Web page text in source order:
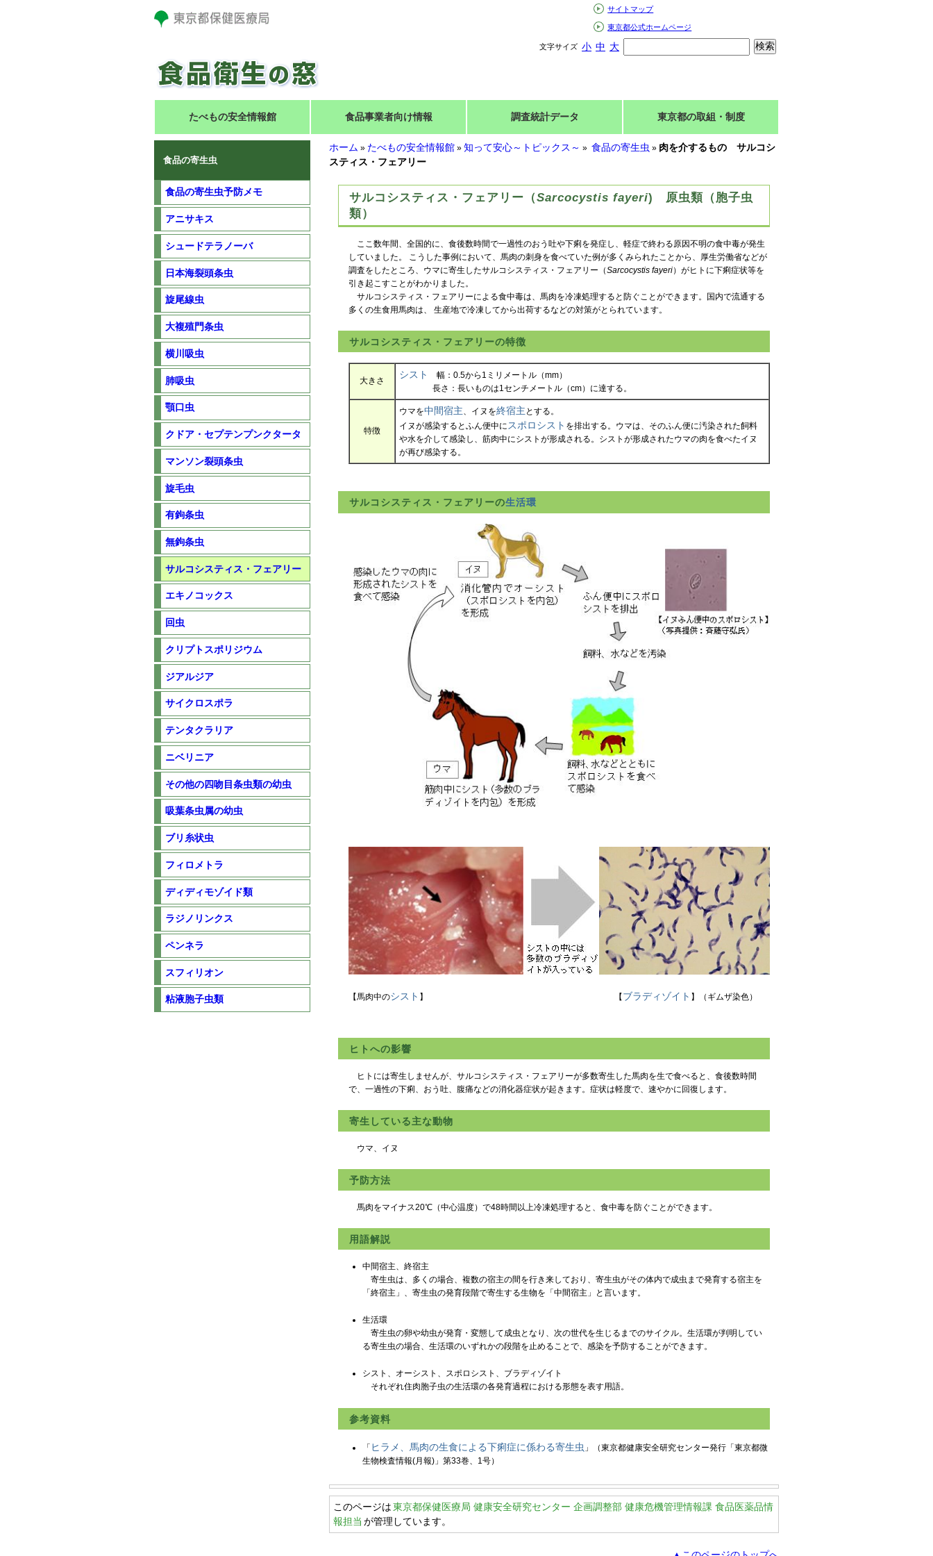
サイトマップ
東京都公式ホームページ
文字サイズ 小 中 大
たべもの安全情報館 食品事業者向け情報 調査統計データ 東京都の取組・制度
ホーム » たべもの安全情報館 » 知って安心～トピックス～ » 食品の寄生虫 » 肉を介するもの サルコシ
スティス・フェアリー
サルコシスティス・フェアリー（Sarcocystis fayeri) 原虫類（胞子虫
類）
ここ数年間、全国的に、食後数時間で一過性のおう吐や下痢を発症し、軽症で終わる原因不明の食中毒が発生
していました。 こうした事例において、馬肉の刺身を食べていた例が多くみられたことから、厚生労働省などが
調査をしたところ、ウマに寄生したサルコシスティス・フェアリー（Sarcocystis fayeri）がヒトに下痢症状等を
引き起こすことがわかりました。
サルコシスティス・フェアリーによる食中毒は、馬肉を冷凍処理すると防ぐことができます。国内で流通する
多くの生食用馬肉は、 生産地で冷凍してから出荷するなどの対策がとられています。
サルコシスティス・フェアリーの特徴
大きさ
シスト
幅：0.5から1ミリメートル（mm）
長さ：長いものは1センチメートル（cm）に達する。
特徴
ウマを中間宿主、イヌを終宿主 とする。
イヌが感染するとふん便中に スポロシスト を排出する。ウマは、そのふん便に汚染された飼料
や水を介して感染し、筋肉中にシストが形成される。シストが形成されたウマの肉を食べたイヌ
が再び感染する。
サルコシスティス・フェアリーの生活環
【馬肉中のシスト 】 【 ブラディゾイト 】（ギムザ染色）
ヒトへの影響
ヒトには寄生しませんが、サルコシスティス・フェアリーが多数寄生した馬肉を生で食べると、食後数時間
で、一過性の下痢、おう吐、腹痛などの消化器症状が起きます。症状は軽度で、速やかに回復します。
寄生している主な動物
ウマ、イヌ
予防方法
馬肉をマイナス20℃（中心温度）で48時間以上冷凍処理すると、食中毒を防ぐことができます。
用語解説
中間宿主、終宿主
寄生虫は、多くの場合、複数の宿主の間を行き来しており、寄生虫がその体内で成虫まで発育する宿主を
「終宿主」、寄生虫の発育段階で寄生する生物を「中間宿主」と言います。
生活環
寄生虫の卵や幼虫が発育・変態して成虫となり、次の世代を生じるまでのサイクル。生活環が判明してい
る寄生虫の場合、生活環のいずれかの段階を止めることで、感染を予防することができます。
シスト、オーシスト、スポロシスト、ブラディゾイト
それぞれ住肉胞子虫の生活環の各発育過程における形態を表す用語。
参考資料
「 ヒラメ、馬肉の生食による下痢症に係わる寄生虫 」（東京都健康安全研究センター発行「東京都微
生物検査情報(月報)」第33巻、1号）
このページは東京都保健医療局 健康安全研究センター 企画調整部 健康危機管理情報課 食品医薬品情
報担当 が管理しています。
食品の寄生虫
食品の寄生虫予防メモ
アニサキス
シュードテラノーバ
日本海裂頭条虫
旋尾線虫
大複殖門条虫
横川吸虫
肺吸虫
顎口虫
クドア・セプテンプンクタータ
マンソン裂頭条虫
旋毛虫
有鉤条虫
無鉤条虫
サルコシスティス・フェアリー
エキノコックス
回虫
クリプトスポリジウム
ジアルジア
サイクロスポラ
テンタクラリア
ニベリニア
その他の四吻目条虫類の幼虫
吸葉条虫属の幼虫
ブリ糸状虫
フィロメトラ
ディディモゾイド類
ラジノリンクス
ペンネラ
スフィリオン
粘液胞子虫類